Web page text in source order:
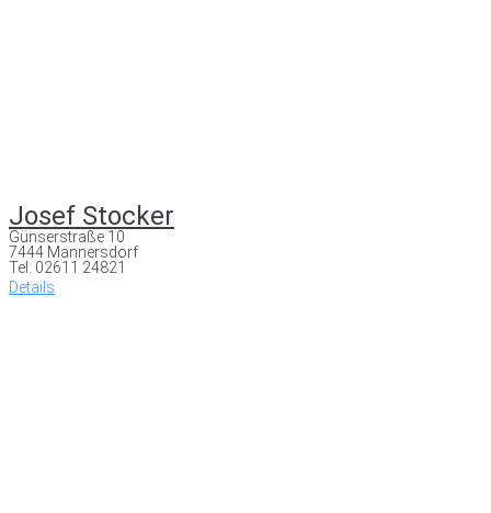
Josef Stocker
Günserstraße 10
7444 Mannersdorf
Tel: 02611 24821
Details